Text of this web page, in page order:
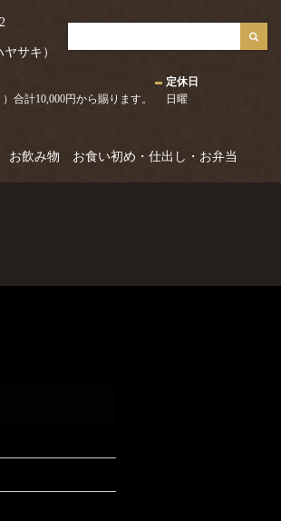
サキ）
合計10,000円から賜ります。
定休日
日曜
お飲み物 お食い初め・仕出し・お弁当